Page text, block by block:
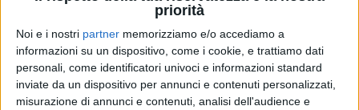
priorità
Noi e i nostri partner memorizziamo e/o accediamo a
informazioni su un dispositivo, come i cookie, e trattiamo dati
personali, come identificatori univoci e informazioni standard
inviate da un dispositivo per annunci e contenuti personalizzati,
misurazione di annunci e contenuti, analisi dell'audience e
SCOPRI DI PIÙ! 17 set 2024